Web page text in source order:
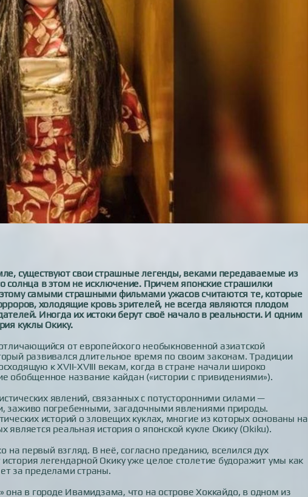
существуют свои страшные легенды, веками передаваемые из
солнца в этом не исключение. Причем японские страшилки
самыми страшными фильмами ужасов считаются те, которые
холодящие кровь зрителей, не всегда являются плодом
Иногда их истоки берут своё начало в реальности. И одним
куклы Окику.
от европейского необыкновенной азиатской
развивался длительное время по своим законам. Традиции
к XVII-XVIII векам, когда в стране начали широко
обобщенное название кайдан («истории с привидениями»).
явлений, связанных с потусторонними силами —
заживо погребенными, загадочными явлениями природы.
историй о зловещих куклах, многие из которых основаны на
реальная история о японской кукле Окику (Okiku).
на первый взгляд. В неё, согласно преданию, вселился дух
легендарной Окику уже целое столетие будоражит умы как
за пределами страны.
она в городе Ивамидзама, что на острове Хоккайдо, в одном из